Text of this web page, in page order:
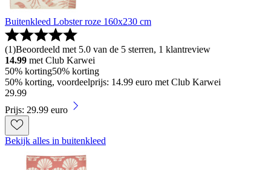
Buitenkleed Lobster roze 160x230 cm
(1)Beoordeeld met 5.0 van de 5 sterren, 1 klantreview
14.99 met Club Karwei
50% korting50% korting
50% korting, voordeelprijs: 14.99 euro met Club Karwei
29.99
Prijs: 29.99 euro
Bekijk alles in buitenkleed